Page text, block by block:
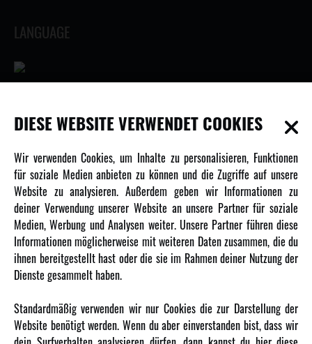
LANGUAGE
INFORMATIONEN
Newsletter
Über uns
Karriere
Amewi Kataloge
MEHR VON AMEWI
Amewi Construction - Nutzfahrzeuge
DIESE WEBSITE VERWENDET COOKIES
Wir verwenden Cookies, um Inhalte zu personalisieren, Funktionen
für soziale Medien anbieten zu können und die Zugriffe auf unsere
Website zu analysieren. Außerdem geben wir Informationen zu
deiner Verwendung unserer Website an unsere Partner für soziale
Medien, Werbung und Analysen weiter. Unsere Partner führen diese
Informationen möglicherweise mit weiteren Daten zusammen, die du
ihnen bereitgestellt hast oder die sie im Rahmen deiner Nutzung der
Dienste gesammelt haben.
Standardmäßig verwenden wir nur Cookies die zur Darstellung der
Website benötigt werden. Wenn du aber einverstanden bist, dass wir